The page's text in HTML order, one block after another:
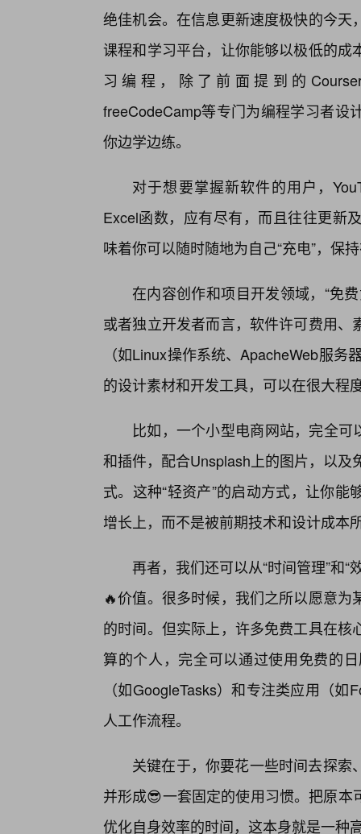
绝佳机会。在信息更新速度极快的今
课程和学习平台，让你能够以极低的
习编程，除了前面提到的
freeCodeCamp等专门为编程学习者设
你边学边练。
对于想要掌握新软件的用户，
Excel函数，应有尽有，而且往往更新
味着你可以随时随地为自己“充电”，保
在内容创作和项目开发领域，“免
或者独立开发者而言，软件许可费用
（如Linux操作系统、ApacheWeb服
的设计素材和开发工具，可以在很大程
比如，一个小型电商网站，完全
和插件，配合Unsplash上的图片，以
式。这种“轻资产”的启动方式，让你
增长上，而不是被前期技术和设计成本
再者，我们还可以从“时间管理”和
🔥价值。很多时候，我们之所以愿意
的时间。但实际上，许多免费工具在
算的个人，完全可以通过使用免费的
（如GoogleTasks）和专注类应用（
人工作流程。
关键在于，你要花一些时间去探
并形成😎一套固定的使用习惯。把原
优化自身效率的时间，这本身就是一种